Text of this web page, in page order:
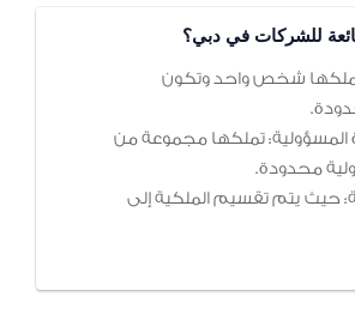
للشركات في دبي؟
تملكها شخص واحد وتكون
المسؤولية: تملكها مجموعة من
محدودة.
حيث يتم تقسيم الملكية إلى